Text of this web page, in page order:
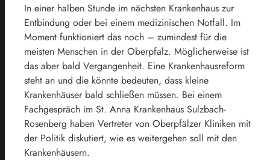
In einer halben Stunde im nächsten Krankenhaus zur
Entbindung oder bei einem medizinischen Notfall. Im
Moment funktioniert das noch – zumindest für die
meisten Menschen in der Oberpfalz. Möglicherweise ist
das aber bald Vergangenheit. Eine Krankenhausreform
steht an und die könnte bedeuten, dass kleine
Krankenhäuser bald schließen müssen. Bei einem
Fachgespräch im St. Anna Krankenhaus Sulzbach-
Rosenberg haben Vertreter von Oberpfälzer Kliniken mit
der Politik diskutiert, wie es weitergehen soll mit den
Krankenhäusern.